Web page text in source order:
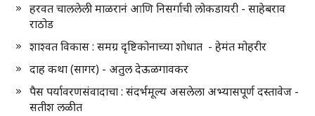
हरवत चाललेली माळरानं आणि निसर्गाची लोकडायरी - साहेबराव
राठोड
शाश्वत विकास : समग्र दृष्टिकोनाच्या शोधात - हेमंत मोहरीर
दाह कथा (सागर) - अतुल देऊळगावकर
पैस पर्यावरणसंवादाचा : संदर्भमूल्य असलेला अभ्यासपूर्ण दस्तावेज -
सतीश लळीत